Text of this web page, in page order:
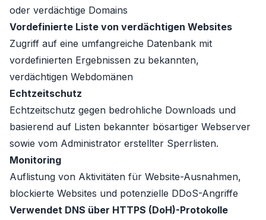
oder verdächtige Domains
Vordefinierte Liste von verdächtigen Websites
Zugriff auf eine umfangreiche Datenbank mit
vordefinierten Ergebnissen zu bekannten,
verdächtigen Webdomänen
Echtzeitschutz
Echtzeitschutz gegen bedrohliche Downloads und
basierend auf Listen bekannter bösartiger Webserver
sowie vom Administrator erstellter Sperrlisten.
Monitoring
Auflistung von Aktivitäten für Website-Ausnahmen,
blockierte Websites und potenzielle DDoS-Angriffe
Verwendet DNS über HTTPS (DoH)-Protokolle